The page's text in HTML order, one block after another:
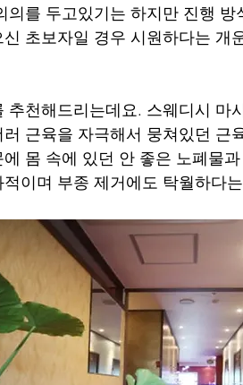
의를 두고있기는 하지만 진행
초보자일 경우 시원하다는 개
추천해드리는데요. 스웨디시 마
근육을 자극해서 뭉쳐있던 근
몸 속에 있던 안 좋은 노폐물
이며 부종 제거에도 탁월하다